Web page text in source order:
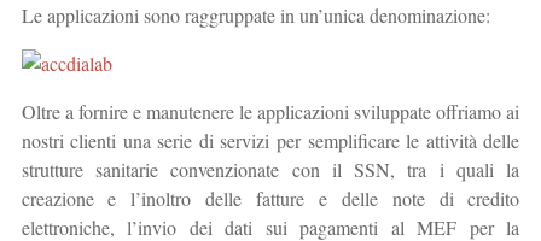
Le applicazioni sono raggruppate in un’unica denominazione:
Oltre a fornire e manutenere le applicazioni sviluppate offriamo ai
nostri clienti una serie di servizi per semplificare le attività delle
strutture sanitarie convenzionate con il SSN, tra i quali la
creazione e l’inoltro delle fatture e delle note di credito
elettroniche, l’invio dei dati sui pagamenti al MEF per la